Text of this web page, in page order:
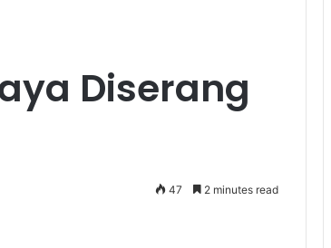
Diserang
47 2 minutes read